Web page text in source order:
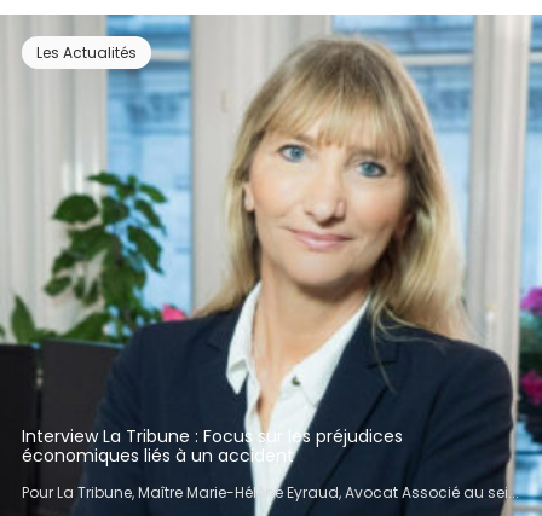
Les Actualités
Interview La Tribune : Focus sur les préjudices
économiques liés à un accident
Pour La Tribune, Maître Marie-Hélène Eyraud, Avocat Associé au sei...